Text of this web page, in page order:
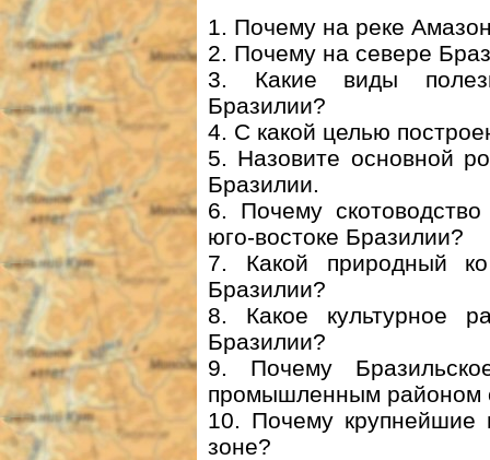
1. Почему на реке
2. Почему на севере
3. Какие виды
Бразилии?
4. С какой целью
5. Назовите основной
Бразилии.
6. Почему
юго-востоке Бразилии?
7. Какой природный
Бразилии?
8. Какое культурное
Бразилии?
9. Почему
промышленным районом
10. Почему крупнейшие
зоне?